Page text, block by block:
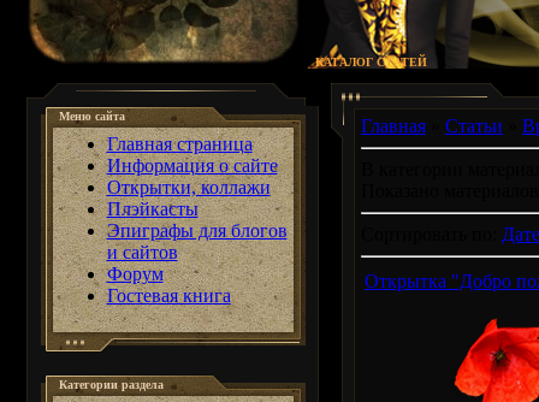
КАТАЛОГ СТАТЕЙ
Меню сайта
Главная страница
Информация о сайте
Открытки, коллажи
Плэйкасты
Эпиграфы для блогов
и сайтов
Форум
Гостевая книга
Категории раздела
Главная Статьи
Дате
Открытка "Добро